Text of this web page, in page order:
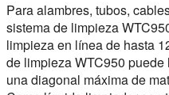
Para alambres, tubos,
sistema de limpieza
limpieza en línea de hasta
de limpieza WTC950
una diagonal máxima de